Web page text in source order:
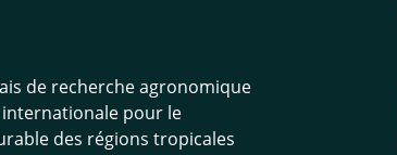
de recherche agronomique
pour le
des régions tropicales